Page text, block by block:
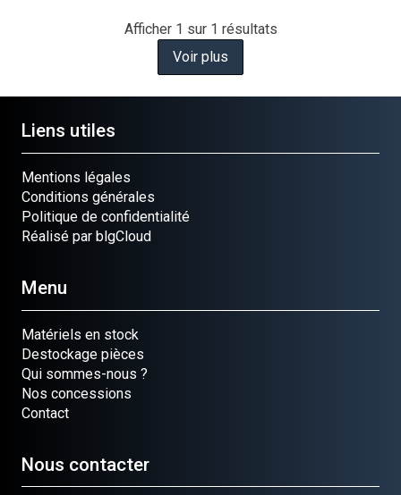
Afficher 1 sur 1 résultats
Voir plus
Liens utiles
Mentions légales
Conditions générales
Politique de confidentialité
Réalisé par blgCloud
Menu
Matériels en stock
Destockage pièces
Qui sommes-nous ?
Nos concessions
Contact
Nous contacter